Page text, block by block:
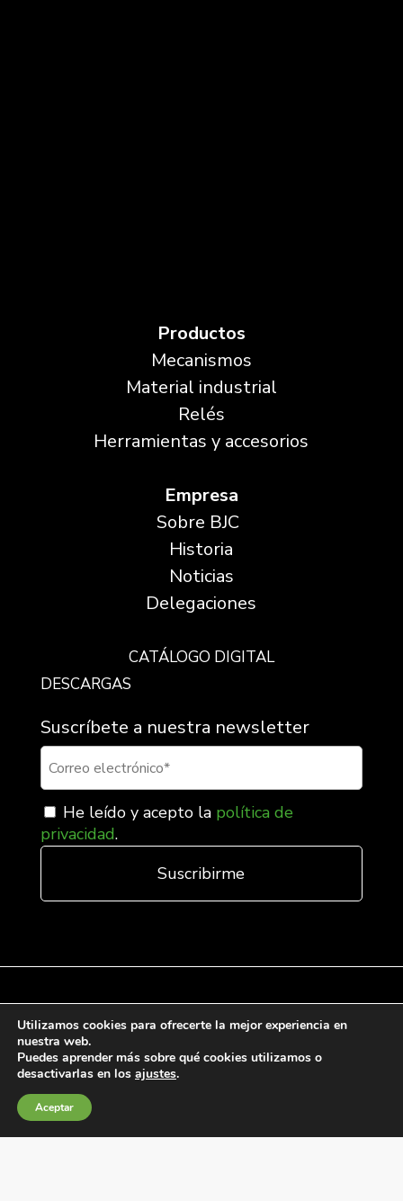
Productos
Mecanismos
Material industrial
Relés
Herramientas y accesorios
Empresa
Sobre BJC
Historia
Noticias
Delegaciones
CATÁLOGO DIGITAL
DESCARGAS
Suscríbete a nuestra newsletter
He leído y acepto la política de
privacidad.
Política de Cookies
Canales de información
Utilizamos cookies para ofrecerte la mejor experiencia en
nuestra web.
Puedes aprender más sobre qué cookies utilizamos o
desactivarlas en los ajustes.
Aceptar